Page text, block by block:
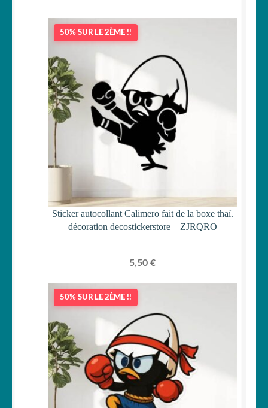
50% SUR LE 2ÈME !!
Sticker autocollant Calimero fait de la boxe thaï.
décoration decostickerstore – ZJRQRO
5,50 €
50% SUR LE 2ÈME !!